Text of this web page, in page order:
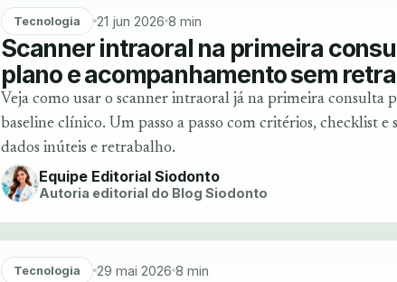
Tecnologia 21 jun 2026 8 min
Scanner intraoral na primeira
plano e acompanhamento sem
Veja como usar o scanner intraoral já na primeira consulta
baseline clínico. Um passo a passo com critérios, checklist e
dados inúteis e retrabalho.
Equipe Editorial Siodonto
Autoria editorial do Blog Siodonto
Tecnologia 29 mai 2026 8 min